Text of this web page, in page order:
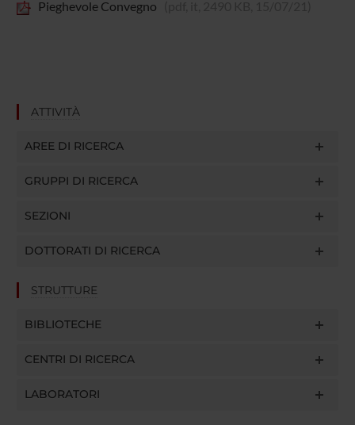
Pieghevole Convegno
ATTIVITÀ
AREE DI RICERCA
GRUPPI DI RICERCA
SEZIONI
DOTTORATI DI RICERCA
STRUTTURE
BIBLIOTECHE
CENTRI DI RICERCA
LABORATORI